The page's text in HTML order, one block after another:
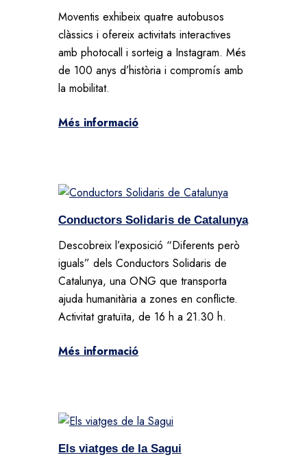
Moventis exhibeix quatre autobusos
clàssics i ofereix activitats interactives
amb photocall i sorteig a Instagram. Més
de 100 anys d’història i compromís amb
la mobilitat.
Més informació
Conductors Solidaris de Catalunya
Descobreix l’exposició “Diferents però
iguals” dels Conductors Solidaris de
Catalunya, una ONG que transporta
ajuda humanitària a zones en conflicte.
Activitat gratuïta, de 16 h a 21.30 h.
Més informació
Els viatges de la Sagui